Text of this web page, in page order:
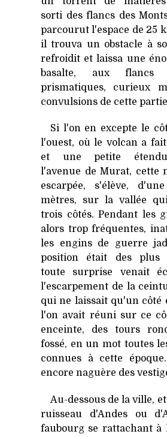
sorti des flancs des
parcourut l'espace de 25
il trouva un obstacle à
refroidit et laissa une
basalte, aux flancs
prismatiques, curieux
convulsions de cette
Si l'on en excepte le
l'ouest, où le volcan a
et une petite
l'avenue de Murat, cette
escarpée, s'élève,
mètres, sur la vallée
trois côtés. Pendant les
alors trop fréquentes,
les engins de guerre
position était des plus
toute surprise venait
l'escarpement de la
qui ne laissait qu'un côté
l'on avait réuni sur ce
enceinte, des tours
fossé, en un mot toutes
connues à cette
encore naguère des
Au-dessous de la ville,
ruisseau d'Andes ou
faubourg se rattachant